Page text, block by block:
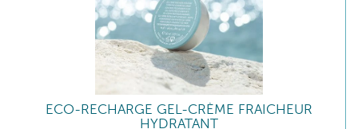
ECO-RECHARGE GEL-CRÈME FRAICHEUR
HYDRATANT